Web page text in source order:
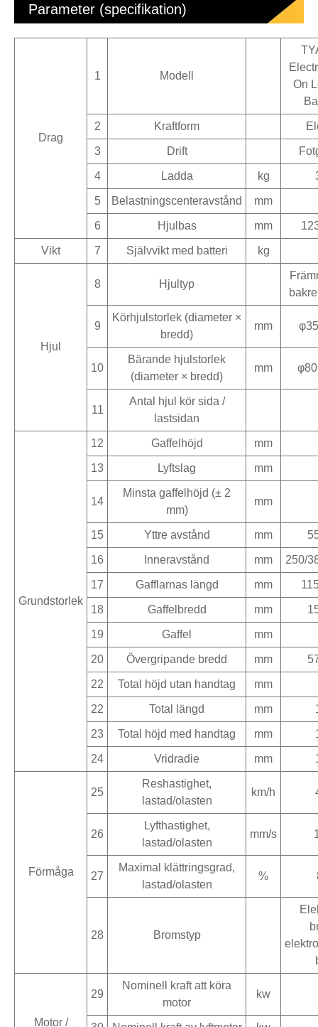
Parameter (specifikation)
Drag
1 Modell
On
2 Kraftform
3 Drift
4 Ladda kg
5 Belastningscenteravstånd mm
6 Hjulbas mm
Vikt 7 Självvikt med batteri kg
Hjul
8 Hjultyp
9
Körhjulstorlek (diameter ×
bredd)
mm
10
Bärande hjulstorlek
(diameter × bredd)
mm
11
Antal hjul kör sida /
lastsidan
Grundstorlek
12 Gaffelhöjd mm
13 Lyftslag mm
14
Minsta gaffelhöjd (± 2
mm)
mm
15 Yttre avstånd mm
16 Inneravstånd mm 250/
17 Gafflarnas längd mm
18 Gaffelbredd mm
19 Gaffel mm
20 Övergripande bredd mm
22 Total höjd utan handtag mm
22 Total längd mm
23 Total höjd med handtag mm
24 Vridradie mm
Förmåga
25
Reshastighet,
lastad/olasten
km/h
26
Lyfthastighet,
lastad/olasten
mm/s
27
Maximal klättringsgrad,
lastad/olasten
%
28 Bromstyp
Motor /
29
Nominell kraft att köra
motor
kw